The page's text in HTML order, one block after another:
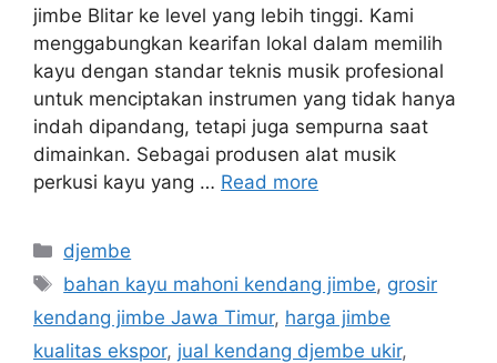
jimbe Blitar ke level yang lebih tinggi. Kami
menggabungkan kearifan lokal dalam memilih
kayu dengan standar teknis musik profesional
untuk menciptakan instrumen yang tidak hanya
indah dipandang, tetapi juga sempurna saat
dimainkan. Sebagai produsen alat musik
perkusi kayu yang … Read more
Categories
djembe
Tags
bahan kayu mahoni kendang jimbe, grosir
kendang jimbe Jawa Timur, harga jimbe
kualitas ekspor, jual kendang djembe ukir,